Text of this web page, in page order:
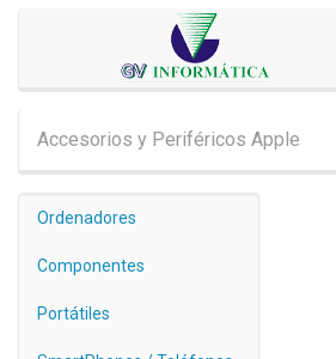
Accesorios y Periféricos Apple
Ordenadores
Componentes
Portátiles